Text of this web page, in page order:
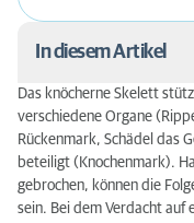
In diesem Artikel
Möglichkeiten
Das knöcherne Skelett
verschiedene Organe
Rückenmark, Schädel das
beteiligt (Knochenmark).
gebrochen, können die
sein. Bei dem Verdacht auf